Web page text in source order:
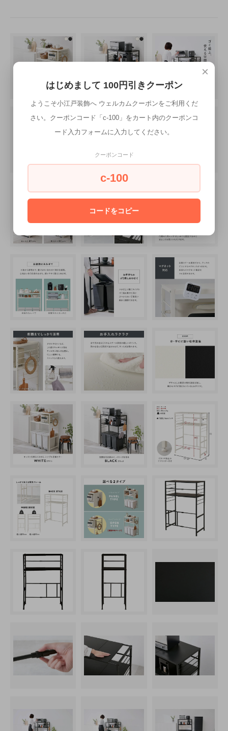
×
はじめまして 100円引きクーポン
ようこそ小江戸装飾へ ウェルカムクーポンをご利用くだ
さい。クーポンコード「c-100」をカート内のクーポンコ
ード入力フォームに入力してください。
クーポンコード
c-100
コードをコピー